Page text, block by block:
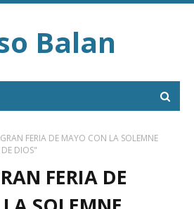
Balan
FERIA DE MAYO CON LA SOLEMNE
DIOS"
FERIA DE